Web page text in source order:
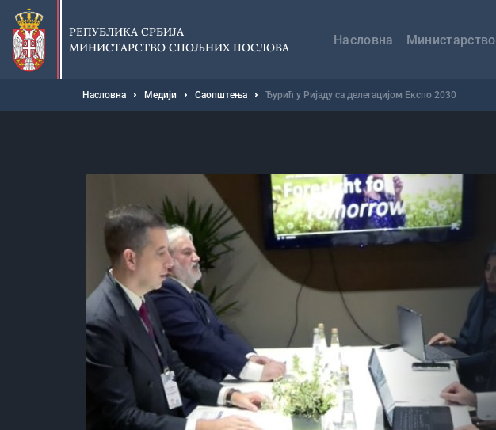
Прескочи
главни
део
садржаја
РЕПУБЛИКА СРБИЈА
МИНИСТАРСТВО СПОЉНИХ ПОСЛОВА
навигација
Насловна Министарство
Мрвице
Насловна Медији Саопштења Ђурић у Ријаду са делегацијом Експо 2030